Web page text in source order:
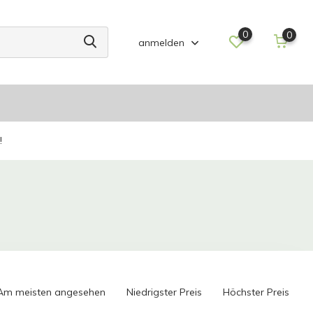
anmelden
0 0
meisten angesehen Niedrigster Preis Höchster Preis